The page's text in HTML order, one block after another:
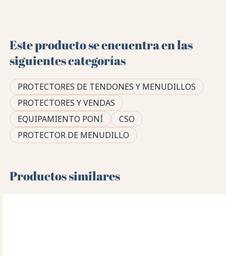
Este producto se encuentra en las
siguientes categorías
PROTECTORES DE TENDONES Y MENUDILLOS
PROTECTORES Y VENDAS
EQUIPAMIENTO PONÍ
CSO
PROTECTOR DE MENUDILLO
Productos similares